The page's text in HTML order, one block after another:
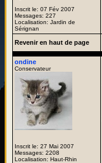
Inscrit le: 07 Fév 2007
Messages: 227
Localisation: Jardin de
Sérignan
Revenir en haut de page
ondine
Conservateur
Inscrit le: 27 Mai 2007
Messages: 2208
Localisation: Haut-Rhin